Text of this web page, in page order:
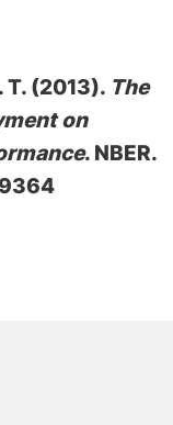
T. (2013). The
on
. NBER.